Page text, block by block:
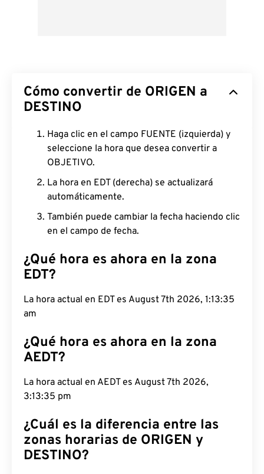
Cómo convertir de ORIGEN a
DESTINO
Haga clic en el campo FUENTE (izquierda) y
seleccione la hora que desea convertir a
OBJETIVO.
La hora en EDT (derecha) se actualizará
automáticamente.
También puede cambiar la fecha haciendo clic
en el campo de fecha.
¿Qué hora es ahora en la zona
EDT?
La hora actual en EDT es August 7th 2026, 1:13:36
am
¿Qué hora es ahora en la zona
AEDT?
La hora actual en AEDT es August 7th 2026,
3:13:36 pm
¿Cuál es la diferencia entre las
zonas horarias de ORIGEN y
DESTINO?